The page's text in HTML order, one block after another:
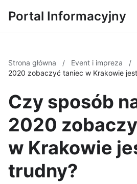
Portal Informacyjny
Strona główna / Event i impreza /
2020 zobaczyć taniec w Krakowie
Czy sposób
2020
w Krakowie
trudny?